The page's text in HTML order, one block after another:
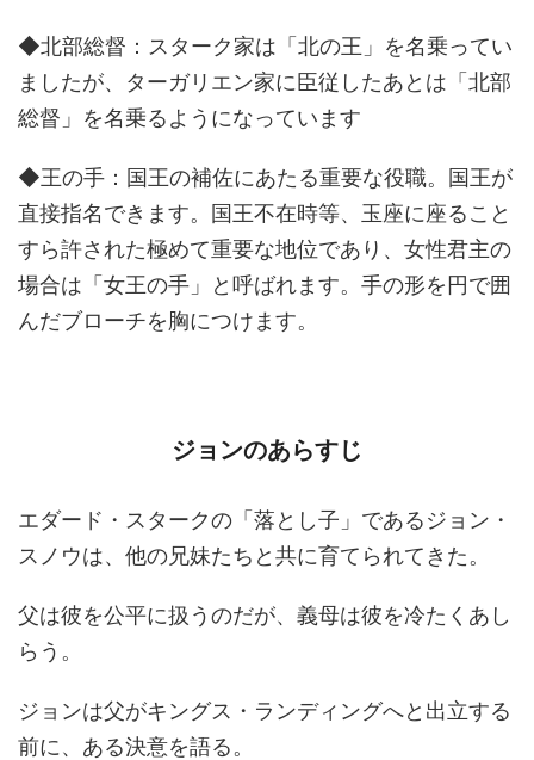
◆北部総督：スターク家は「北の王」を名乗ってい
ましたが、ターガリエン家に臣従したあとは「北部
総督」を名乗るようになっています
◆王の手：国王の補佐にあたる重要な役職。国王が
直接指名できます。国王不在時等、玉座に座ること
すら許された極めて重要な地位であり、女性君主の
場合は「女王の手」と呼ばれます。手の形を円で囲
んだブローチを胸につけます。
ジョンのあらすじ
エダード・スタークの「落とし子」であるジョン・
スノウは、他の兄妹たちと共に育てられてきた。
父は彼を公平に扱うのだが、義母は彼を冷たくあし
らう。
ジョンは父がキングス・ランディングへと出立する
前に、ある決意を語る。